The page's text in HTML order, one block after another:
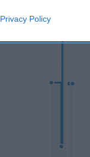
Privacy Policy